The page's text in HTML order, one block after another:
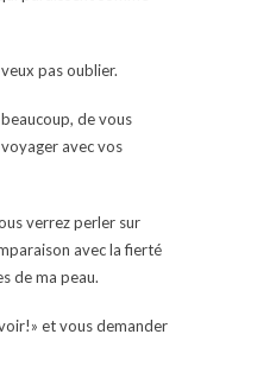
pas oublier.
de vous
avec vos
verrez perler sur
avec la fierté
de ma peau.
voir!» et vous demander